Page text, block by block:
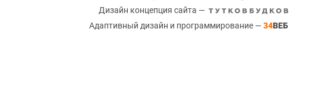
Дизайн концепция сайта —
Адаптивный дизайн и программирование — 34ВЕБ